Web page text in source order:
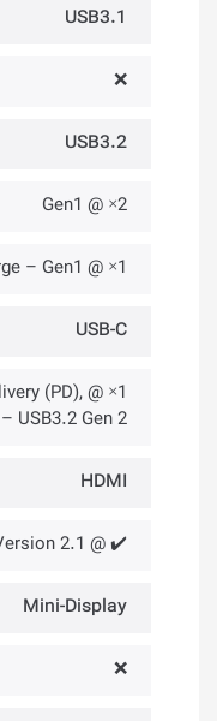
USB3.1
❌
USB3.2
2× @ Gen1
1× @ Sleep and Charge – Gen1
USB-C
(PD),
USB3.2 Gen 2
HDMI
✔️ @ Version 2.1
Mini-Display
❌